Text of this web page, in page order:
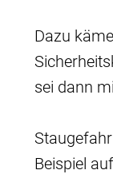
Dazu
sei dann
Beispiel